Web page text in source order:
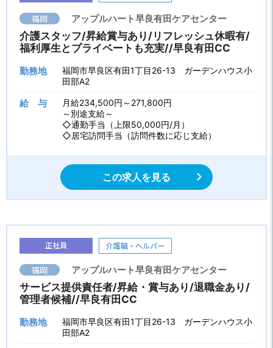
福岡 アップルハート早良有田ケアセンター
介護スタッフ/昇給賞与あり/リフレッシュ休暇有/
福利厚生とプライベートも充実//早良有田CC
勤務地
福岡市早良区有田1丁目26-13 ガーデンハウス小
田部A2
給 与
月給234,500円～271,800円
～別途支給～
◇通勤手当（上限50,000円/月）
◇居宅訪問手当（訪問件数に応じ支給）
この求人を見る
正社員 介護職・ヘルパー
福岡 アップルハート早良有田ケアセンター
サービス提供責任者/昇給・賞与あり/退職金あり/
管理者候補//早良有田CC
勤務地
福岡市早良区有田1丁目26-13 ガーデンハウス小
田部A2